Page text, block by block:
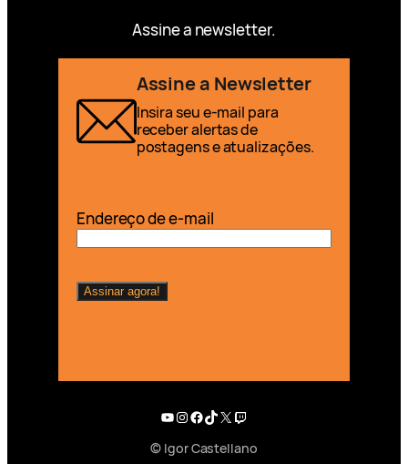
Assine a newsletter.
Assine a Newsletter
Insira seu e-mail para
receber alertas de
postagens e atualizações.
Endereço de e-mail
Youtube
Instagram
Facebook
TikTok
X Twitch
© Igor CastellanoEnglish (UK)